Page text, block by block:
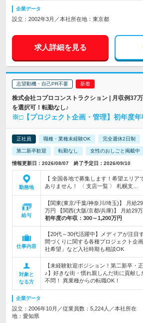
企業データ
設立：2002年3月／本社所在地：東京都
求人詳細を見る
志望動機・自己PR不要
株式会社コプロコンストラクション | 月収例37
を選択可！転勤なし♪
※□【プロジェクト企画・管理】初年度
正社員 職種・業種未経験OK 完全週休2日制
第二新卒歓迎 転勤なし 女性のおしごと掲載中
情報更新日：2026/08/07 終了予定日：2026/09/10
勤務地
【 全国各地で募集します！希望エリ
ありません！ 〈 支店一覧 〉 札幌支…
給与
【関東(東京/千葉/神奈川/埼玉)】 月給
万円 【関西(大阪/京都/兵庫)】 月給29
初年度の年収： 300～1,200万円
仕事内容
【20代～30代活躍中】メディアが注目
間づくりに関する各種プロジェクト企
社希望」など入社時期も相談OK
対象と
なる方
【未経験歓迎ポジション！第二新卒・
♪】好きな街・慣れ親しんだ街に貢献
不問！ 異業種からの転職OK！
企業データ
設立：2006年10月／従業員数：5,224人／本社所在
地：愛知県